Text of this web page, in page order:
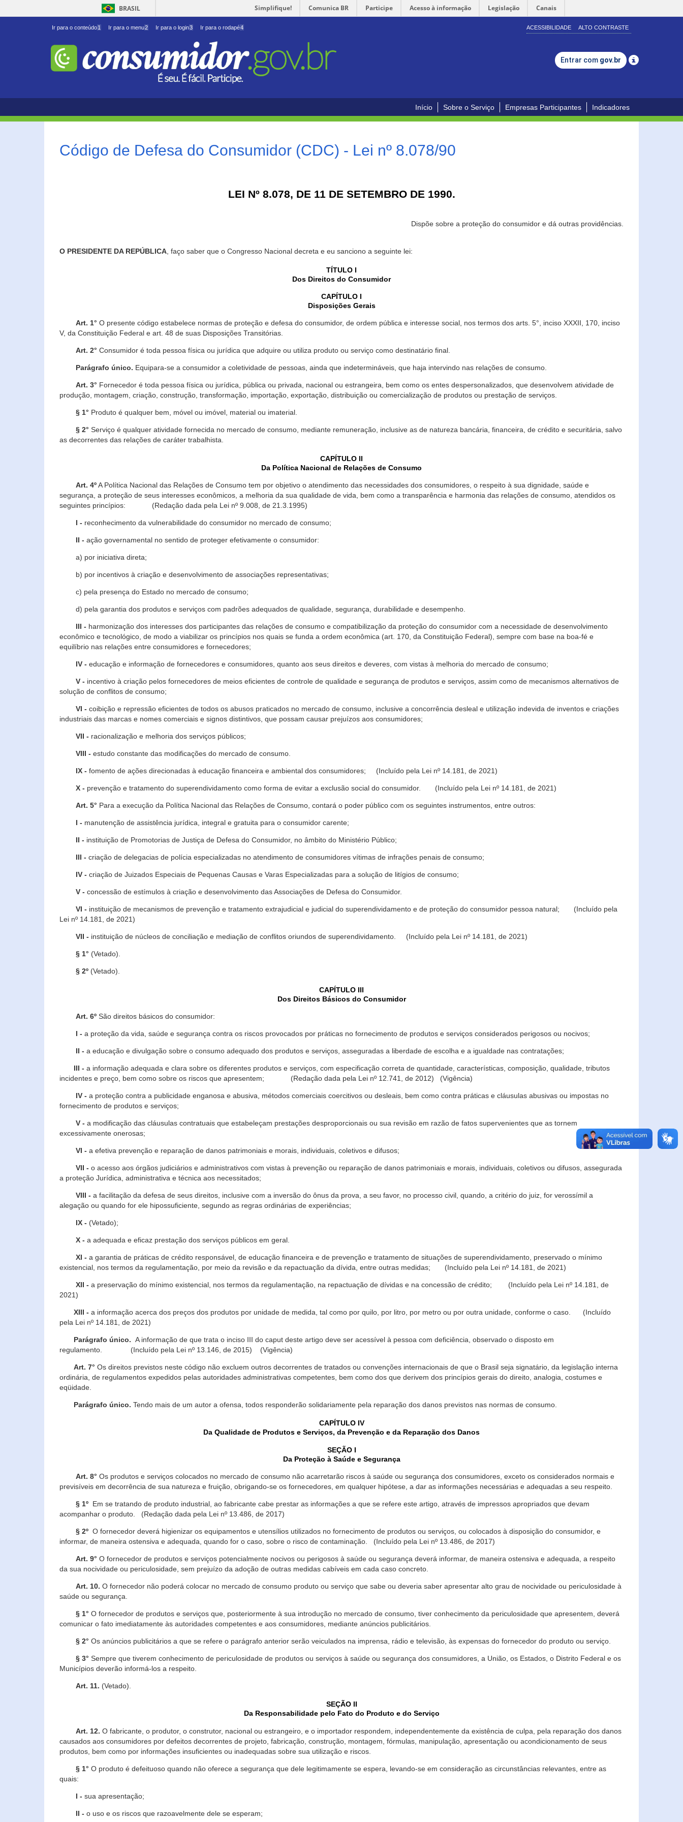
BRASIL Simplifique! Comunica BR Participe Acesso à informação Legislação Canais
Ir para o conteúdo1 Ir para o menu2 Ir para o login3 Ir para o rodapé4 ACESSIBILIDADE ALTO CONTRASTE
Entrar com gov.br
Início Sobre o Serviço Empresas Participantes Indicadores
Código de Defesa do Consumidor (CDC) - Lei nº 8.078/90
LEI Nº 8.078, DE 11 DE SETEMBRO DE 1990.
Dispõe sobre a proteção do consumidor e dá outras providências.
O PRESIDENTE DA REPÚBLICA, faço saber que o Congresso Nacional decreta e eu sanciono a seguinte lei:
TÍTULO I
Dos Direitos do Consumidor
CAPÍTULO I
Disposições Gerais
Art. 1° O presente código estabelece normas de proteção e defesa do consumidor, de ordem pública e interesse social, nos termos dos arts. 5°, inciso XXXII, 170, inciso
V, da Constituição Federal e art. 48 de suas Disposições Transitórias.
Art. 2° Consumidor é toda pessoa física ou jurídica que adquire ou utiliza produto ou serviço como destinatário final.
Parágrafo único. Equipara-se a consumidor a coletividade de pessoas, ainda que indetermináveis, que haja intervindo nas relações de consumo.
Art. 3° Fornecedor é toda pessoa física ou jurídica, pública ou privada, nacional ou estrangeira, bem como os entes despersonalizados, que desenvolvem atividade de
produção, montagem, criação, construção, transformação, importação, exportação, distribuição ou comercialização de produtos ou prestação de serviços.
§ 1° Produto é qualquer bem, móvel ou imóvel, material ou imaterial.
§ 2° Serviço é qualquer atividade fornecida no mercado de consumo, mediante remuneração, inclusive as de natureza bancária, financeira, de crédito e securitária, salvo
as decorrentes das relações de caráter trabalhista.
CAPÍTULO II
Da Política Nacional de Relações de Consumo
Art. 4ºA Política Nacional das Relações de Consumo tem por objetivo o atendimento das necessidades dos consumidores, o respeito à sua dignidade, saúde e
segurança, a proteção de seus interesses econômicos, a melhoria da sua qualidade de vida, bem como a transparência e harmonia das relações de consumo, atendidos os
seguintes princípios: (Redação dada pela Lei nº 9.008, de 21.3.1995)
I - reconhecimento da vulnerabilidade do consumidor no mercado de consumo;
II - ação governamental no sentido de proteger efetivamente o consumidor:
a) por iniciativa direta;
b) por incentivos à criação e desenvolvimento de associações representativas;
c) pela presença do Estado no mercado de consumo;
d) pela garantia dos produtos e serviços com padrões adequados de qualidade, segurança, durabilidade e desempenho.
III - harmonização dos interesses dos participantes das relações de consumo e compatibilização da proteção do consumidor com a necessidade de desenvolvimento
econômico e tecnológico, de modo a viabilizar os princípios nos quais se funda a ordem econômica (art. 170, da Constituição Federal), sempre com base na boa-fé e
equilíbrio nas relações entre consumidores e fornecedores;
IV - educação e informação de fornecedores e consumidores, quanto aos seus direitos e deveres, com vistas à melhoria do mercado de consumo;
V - incentivo à criação pelos fornecedores de meios eficientes de controle de qualidade e segurança de produtos e serviços, assim como de mecanismos alternativos de
solução de conflitos de consumo;
VI - coibição e repressão eficientes de todos os abusos praticados no mercado de consumo, inclusive a concorrência desleal e utilização indevida de inventos e criações
industriais das marcas e nomes comerciais e signos distintivos, que possam causar prejuízos aos consumidores;
VII - racionalização e melhoria dos serviços públicos;
VIII - estudo constante das modificações do mercado de consumo.
IX - fomento de ações direcionadas à educação financeira e ambiental dos consumidores; (Incluído pela Lei nº 14.181, de 2021)
X - prevenção e tratamento do superendividamento como forma de evitar a exclusão social do consumidor. (Incluído pela Lei nº 14.181, de 2021)
Art. 5° Para a execução da Política Nacional das Relações de Consumo, contará o poder público com os seguintes instrumentos, entre outros:
I - manutenção de assistência jurídica, integral e gratuita para o consumidor carente;
II - instituição de Promotorias de Justiça de Defesa do Consumidor, no âmbito do Ministério Público;
III - criação de delegacias de polícia especializadas no atendimento de consumidores vítimas de infrações penais de consumo;
IV - criação de Juizados Especiais de Pequenas Causas e Varas Especializadas para a solução de litígios de consumo;
V - concessão de estímulos à criação e desenvolvimento das Associações de Defesa do Consumidor.
VI - instituição de mecanismos de prevenção e tratamento extrajudicial e judicial do superendividamento e de proteção do consumidor pessoa natural; (Incluído pela
Lei nº 14.181, de 2021)
VII - instituição de núcleos de conciliação e mediação de conflitos oriundos de superendividamento. (Incluído pela Lei nº 14.181, de 2021)
§ 1° (Vetado).
§ 2º (Vetado).
CAPÍTULO III
Dos Direitos Básicos do Consumidor
Art. 6º São direitos básicos do consumidor:
I - a proteção da vida, saúde e segurança contra os riscos provocados por práticas no fornecimento de produtos e serviços considerados perigosos ou nocivos;
II - a educação e divulgação sobre o consumo adequado dos produtos e serviços, asseguradas a liberdade de escolha e a igualdade nas contratações;
III - a informação adequada e clara sobre os diferentes produtos e serviços, com especificação correta de quantidade, características, composição, qualidade, tributos
incidentes e preço, bem como sobre os riscos que apresentem; (Redação dada pela Lei nº 12.741, de 2012) (Vigência)
IV - a proteção contra a publicidade enganosa e abusiva, métodos comerciais coercitivos ou desleais, bem como contra práticas e cláusulas abusivas ou impostas no
fornecimento de produtos e serviços;
V - a modificação das cláusulas contratuais que estabeleçam prestações desproporcionais ou sua revisão em razão de fatos supervenientes que as tornem
excessivamente onerosas;
VI - a efetiva prevenção e reparação de danos patrimoniais e morais, individuais, coletivos e difusos;
VII - o acesso aos órgãos judiciários e administrativos com vistas à prevenção ou reparação de danos patrimoniais e morais, individuais, coletivos ou difusos, assegurada
a proteção Jurídica, administrativa e técnica aos necessitados;
VIII - a facilitação da defesa de seus direitos, inclusive com a inversão do ônus da prova, a seu favor, no processo civil, quando, a critério do juiz, for verossímil a
alegação ou quando for ele hipossuficiente, segundo as regras ordinárias de experiências;
IX - (Vetado);
X - a adequada e eficaz prestação dos serviços públicos em geral.
XI - a garantia de práticas de crédito responsável, de educação financeira e de prevenção e tratamento de situações de superendividamento, preservado o mínimo
existencial, nos termos da regulamentação, por meio da revisão e da repactuação da dívida, entre outras medidas; (Incluído pela Lei nº 14.181, de 2021)
XII - a preservação do mínimo existencial, nos termos da regulamentação, na repactuação de dívidas e na concessão de crédito; (Incluído pela Lei nº 14.181, de
2021)
XIII - a informação acerca dos preços dos produtos por unidade de medida, tal como por quilo, por litro, por metro ou por outra unidade, conforme o caso. (Incluído
pela Lei nº 14.181, de 2021)
Parágrafo único. A informação de que trata o inciso III do caput deste artigo deve ser acessível à pessoa com deficiência, observado o disposto em
regulamento. (Incluído pela Lei nº 13.146, de 2015) (Vigência)
Art. 7° Os direitos previstos neste código não excluem outros decorrentes de tratados ou convenções internacionais de que o Brasil seja signatário, da legislação interna
ordinária, de regulamentos expedidos pelas autoridades administrativas competentes, bem como dos que derivem dos princípios gerais do direito, analogia, costumes e
eqüidade.
Parágrafo único. Tendo mais de um autor a ofensa, todos responderão solidariamente pela reparação dos danos previstos nas normas de consumo.
CAPÍTULO IV
Da Qualidade de Produtos e Serviços, da Prevenção e da Reparação dos Danos
SEÇÃO I
Da Proteção à Saúde e Segurança
Art. 8° Os produtos e serviços colocados no mercado de consumo não acarretarão riscos à saúde ou segurança dos consumidores, exceto os considerados normais e
previsíveis em decorrência de sua natureza e fruição, obrigando-se os fornecedores, em qualquer hipótese, a dar as informações necessárias e adequadas a seu respeito.
§ 1º Em se tratando de produto industrial, ao fabricante cabe prestar as informações a que se refere este artigo, através de impressos apropriados que devam
acompanhar o produto. (Redação dada pela Lei nº 13.486, de 2017)
§ 2º O fornecedor deverá higienizar os equipamentos e utensílios utilizados no fornecimento de produtos ou serviços, ou colocados à disposição do consumidor, e
informar, de maneira ostensiva e adequada, quando for o caso, sobre o risco de contaminação. (Incluído pela Lei nº 13.486, de 2017)
Art. 9° O fornecedor de produtos e serviços potencialmente nocivos ou perigosos à saúde ou segurança deverá informar, de maneira ostensiva e adequada, a respeito
da sua nocividade ou periculosidade, sem prejuízo da adoção de outras medidas cabíveis em cada caso concreto.
Art. 10. O fornecedor não poderá colocar no mercado de consumo produto ou serviço que sabe ou deveria saber apresentar alto grau de nocividade ou periculosidade à
saúde ou segurança.
§ 1° O fornecedor de produtos e serviços que, posteriormente à sua introdução no mercado de consumo, tiver conhecimento da periculosidade que apresentem, deverá
comunicar o fato imediatamente às autoridades competentes e aos consumidores, mediante anúncios publicitários.
§ 2° Os anúncios publicitários a que se refere o parágrafo anterior serão veiculados na imprensa, rádio e televisão, às expensas do fornecedor do produto ou serviço.
§ 3° Sempre que tiverem conhecimento de periculosidade de produtos ou serviços à saúde ou segurança dos consumidores, a União, os Estados, o Distrito Federal e os
Municípios deverão informá-los a respeito.
Art. 11. (Vetado).
SEÇÃO II
Da Responsabilidade pelo Fato do Produto e do Serviço
Art. 12. O fabricante, o produtor, o construtor, nacional ou estrangeiro, e o importador respondem, independentemente da existência de culpa, pela reparação dos danos
causados aos consumidores por defeitos decorrentes de projeto, fabricação, construção, montagem, fórmulas, manipulação, apresentação ou acondicionamento de seus
produtos, bem como por informações insuficientes ou inadequadas sobre sua utilização e riscos.
§ 1° O produto é defeituoso quando não oferece a segurança que dele legitimamente se espera, levando-se em consideração as circunstâncias relevantes, entre as
quais:
I - sua apresentação;
II - o uso e os riscos que razoavelmente dele se esperam;